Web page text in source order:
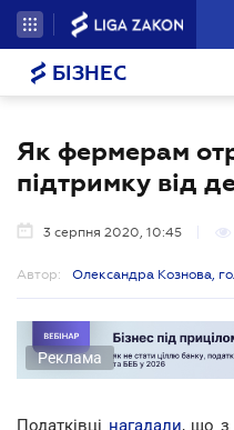
БІЗНЕС
Як фермерам
підтримку від
3 серпня 2020, 10:45
Автор: Олександра Кознова,
Реклама
Податківці нагадали, що з